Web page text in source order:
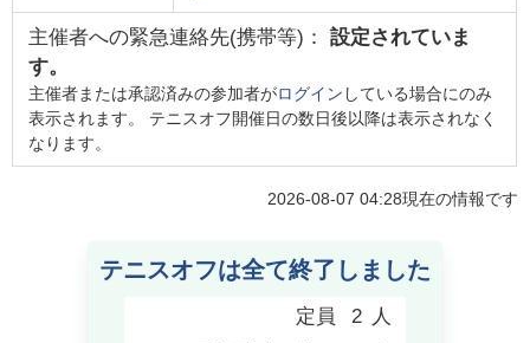
主催者への緊急連絡先(携帯等)： 設定されていま
す。
主催者または承認済みの参加者がログイン している場合にのみ
表示されます。 テニスオフ開催日の数日後以降は表示されなく
なります。
2026-08-07 04:28現在の情報です
テニスオフは全て終了しました
定員 2 人